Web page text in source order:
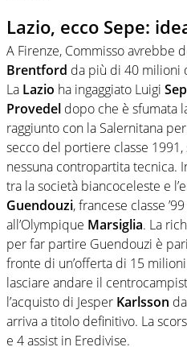
Lazio, ecco Sepe:
A Firenze, Commisso avrebbe
Brentford da più di 40 milioni
La Lazio ha ingaggiato Luigi
Provedel dopo che è sfumata
raggiunto con la Salernitana
secco del portiere classe 1991,
nessuna contropartita tecnica.
tra la società biancoceleste e
Guendouzi, francese classe
all’Olympique Marsiglia. La
per far partire Guendouzi è
fronte di un’offerta di 15
lasciare andare il
l’acquisto di Jesper Karlsson
arriva a titolo definitivo. La
e 4 assist in Eredivise.